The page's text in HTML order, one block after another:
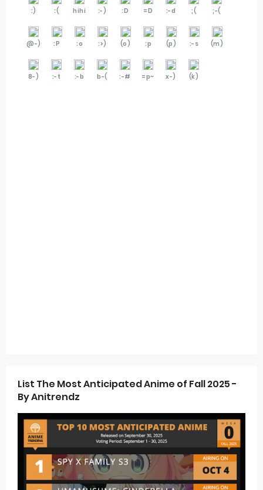
:) :( hihi :-) :D =D :-d ;( ;-(
@-) :P :o :>) (o) :p (p) :-s (m)
8-) :-t :-b b-( :-# =p~ x-) (k)
List The Most Anticipated Anime of Fall 2025 -
By Anitrendz